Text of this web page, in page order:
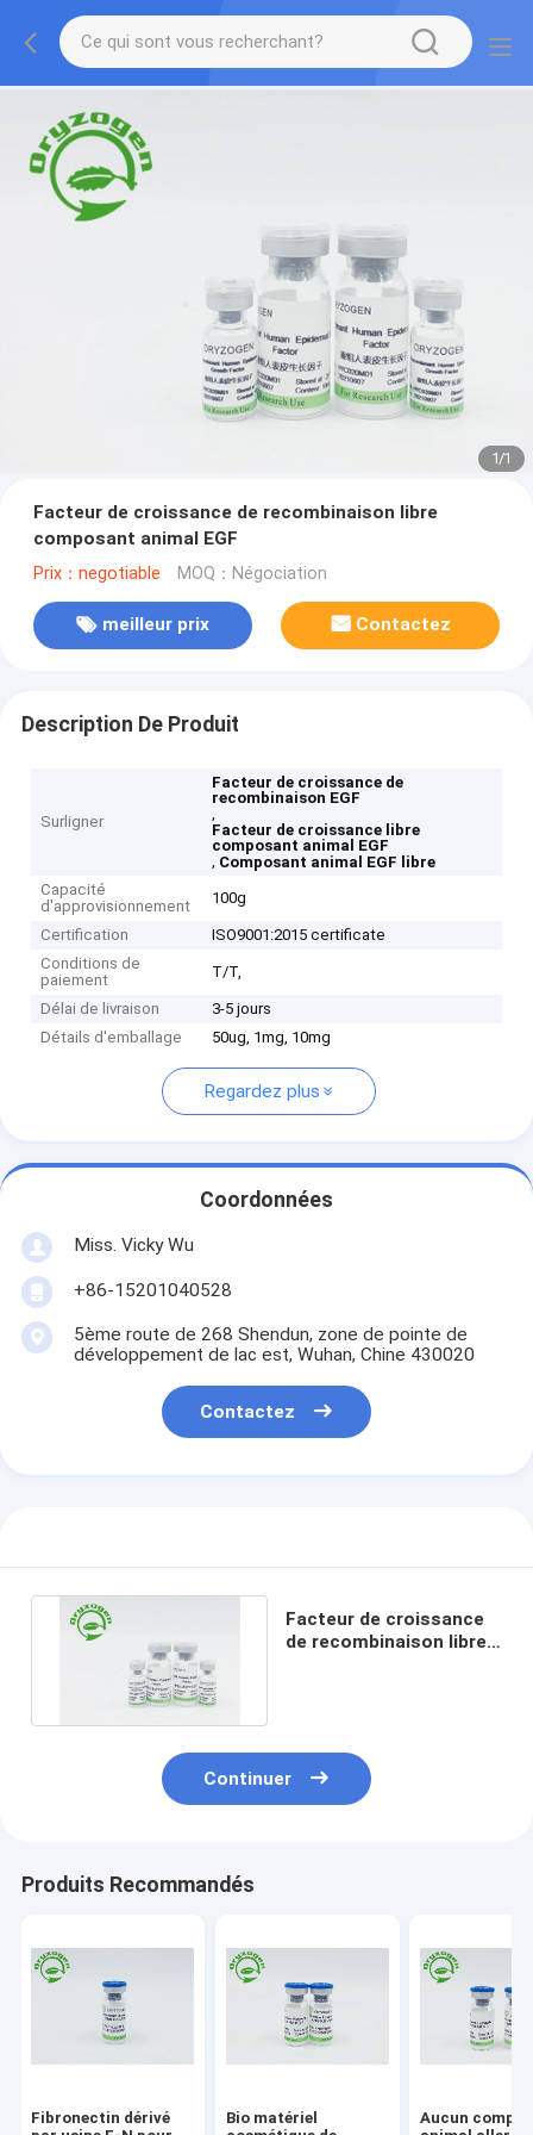
1/1
Facteur de croissance de recombinaison libre
composant animal EGF
Prix：negotiable MOQ：Négociation
meilleur prix Contactez
Description De Produit
Surligner
Facteur de croissance de
recombinaison EGF
,
Facteur de croissance libre
composant animal EGF
, Composant animal EGF libre
Capacité
d'approvisionnement
100g
Certification
ISO9001:2015 certificate
Conditions de
paiement
T/T,
Délai de livraison
3-5 jours
Détails d'emballage
50ug, 1mg, 10mg
Regardez plus
Coordonnées
Miss. Vicky Wu
+86-15201040528
5ème route de 268 Shendun, zone de pointe de
développement de lac est, Wuhan, Chine 430020
Contactez
Facteur de croissance
de recombinaison libre
Continuer
Produits Recommandés
Fibronectin dérivé
Bio matériel
Aucun